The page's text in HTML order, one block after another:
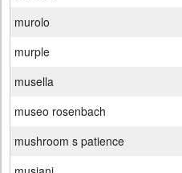
murolo
murple
musella
museo rosenbach
mushroom s patience